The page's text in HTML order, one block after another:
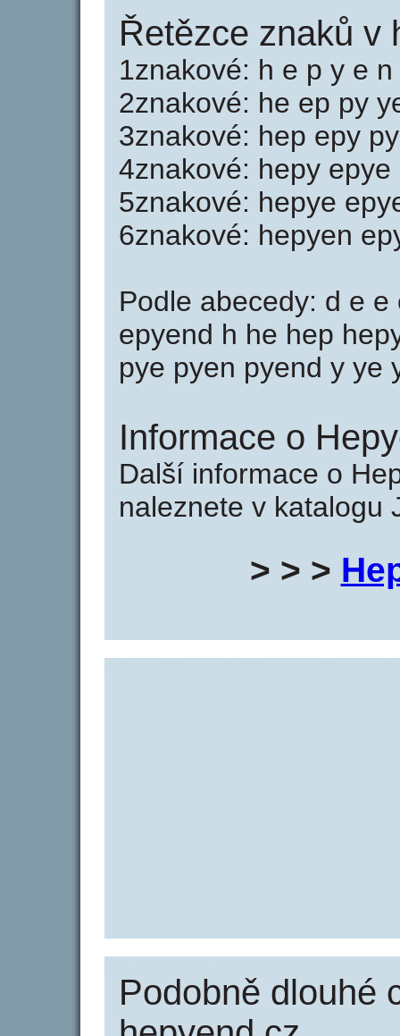
Řetězce znaků v
1znakové: h e p y e n
2znakové: he ep py
3znakové: hep epy
4znakové: hepy
5znakové: hepye
6znakové: hepyen
Podle abecedy: d e
epyend h he hep
pye pyen pyend y ye
Informace o
Další informace o
naleznete v katalogu
> > >
Podobně dlouhé